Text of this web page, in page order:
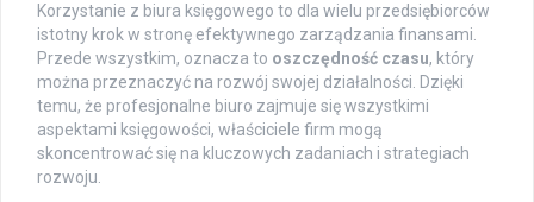
Korzystanie z biura księgowego to dla wielu przedsiębiorców
istotny krok w stronę efektywnego zarządzania finansami.
Przede wszystkim, oznacza to oszczędność czasu, który
można przeznaczyć na rozwój swojej działalności. Dzięki
temu, że profesjonalne biuro zajmuje się wszystkimi
aspektami księgowości, właściciele firm mogą
skoncentrować się na kluczowych zadaniach i strategiach
rozwoju.